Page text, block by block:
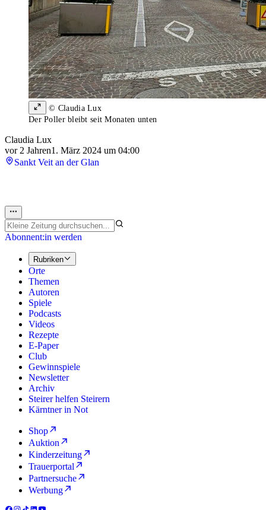
© Claudia Lux
Der Poller bleibt seit Monaten unten
Claudia Lux
vor 2 Jahren1. März 2024 um 04:00
Sankt Veit an der Glan
Abonnent:in werden
Rubriken
Orte
Themen
Autoren
Spiele
Podcasts
Videos
Rezepte
E-Paper
Club
Gewinnspiele
Newsletter
Archiv
Steirer helfen Steirern
Kärntner in Not
Shop
Auktion
Kinderzeitung
Trauerportal
Partnersuche
Werbung